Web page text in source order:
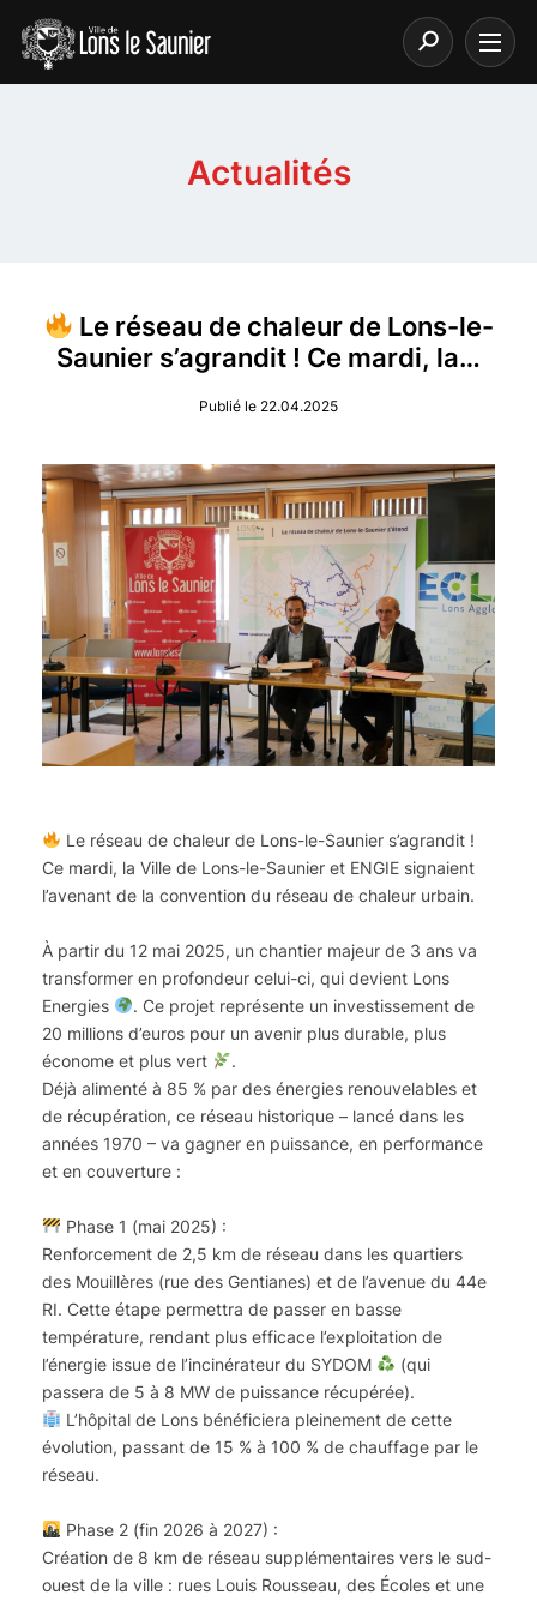
Actualités
Le réseau de chaleur de Lons-le-
Saunier s’agrandit ! Ce mardi, la…
Publié le 22.04.2025
Le réseau de chaleur de Lons-le-Saunier s’agrandit !
Ce mardi, la Ville de Lons-le-Saunier et ENGIE signaient
l’avenant de la convention du réseau de chaleur urbain.
À partir du 12 mai 2025, un chantier majeur de 3 ans va
transformer en profondeur celui-ci, qui devient Lons
Energies
. Ce projet représente un investissement de
20 millions d’euros pour un avenir plus durable, plus
économe et plus vert
.
Déjà alimenté à 85 % par des énergies renouvelables et
de récupération, ce réseau historique – lancé dans les
années 1970 – va gagner en puissance, en performance
et en couverture :
Phase 1 (mai 2025) :
Renforcement de 2,5 km de réseau dans les quartiers
des Mouillères (rue des Gentianes) et de l’avenue du 44e
RI. Cette étape permettra de passer en basse
température, rendant plus efficace l’exploitation de
l’énergie issue de l’incinérateur du SYDOM
(qui
passera de 5 à 8 MW de puissance récupérée).
L’hôpital de Lons bénéficiera pleinement de cette
évolution, passant de 15 % à 100 % de chauffage par le
réseau.
Phase 2 (fin 2026 à 2027) :
Création de 8 km de réseau supplémentaires vers le sud-
ouest de la ville : rues Louis Rousseau, des Écoles et une